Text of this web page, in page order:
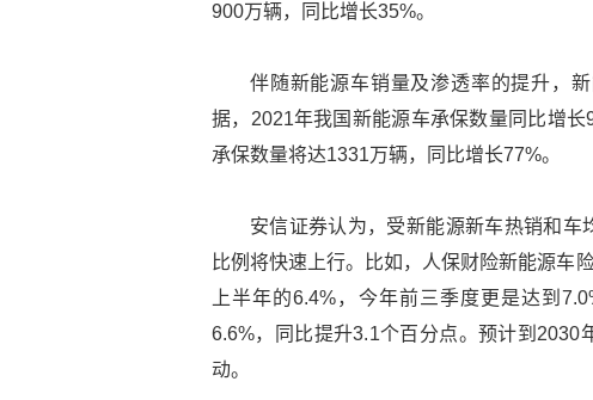
900万辆，同比增长35%。
伴随新能源车销量及渗透率的提升，
据，2021年我国新能源车承保数量同比增
承保数量将达1331万辆，同比增长77%。
安信证券认为，受新能源新车热销和
比例将快速上行。比如，人保财险新能源车
上半年的6.4%，今年前三季度更是达到
6.6%，同比提升3.1个百分点。预计到
动。